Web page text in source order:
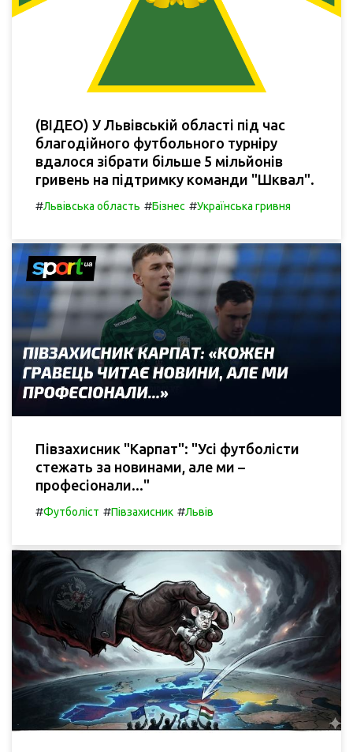
(ВІДЕО) У Львівській області під час
благодійного футбольного турніру
вдалося зібрати більше 5 мільйонів
гривень на підтримку команди "Шквал".
#Львівська область #Бізнес #Українська гривня
Півзахисник "Карпат": "Усі футболісти
стежать за новинами, але ми –
професіонали..."
#Футболіст #Півзахисник #Львів